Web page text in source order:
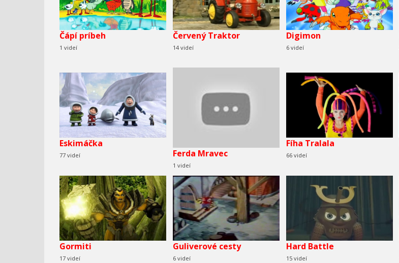
Čápí príbeh
1 videí
Červený Traktor
14 videí
Digimon
6 videí
Eskimáčka
77 videí Ferda Mravec
1 videí
Fíha Tralala
66 videí
Gormiti
17 videí
Guliverové cesty
6 videí
Hard Battle
15 videí